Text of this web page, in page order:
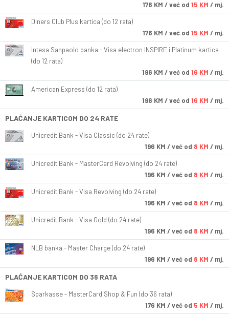
176 KM / već od 15 KM / mj.
Diners Club Plus kartica (do 12 rata)
176 KM / već od 15 KM / mj.
Intesa Sanpaolo banka - Visa electron INSPIRE i Platinum kartica
(do 12 rata)
196 KM / već od 16 KM / mj.
American Express (do 12 rata)
196 KM / već od 16 KM / mj.
PLAĆANJE KARTICOM DO 24 RATE
Unicredit Bank - Visa Classic (do 24 rate)
196 KM / već od 8 KM / mj.
Unicredit Bank - MasterCard Revolving (do 24 rate)
196 KM / već od 8 KM / mj.
Unicredit Bank - Visa Revolving (do 24 rate)
196 KM / već od 8 KM / mj.
Unicredit Bank - Visa Gold (do 24 rate)
196 KM / već od 8 KM / mj.
NLB banka - Master Charge (do 24 rate)
196 KM / već od 8 KM / mj.
PLAĆANJE KARTICOM DO 36 RATA
Sparkasse - MasterCard Shop & Fun (do 36 rata)
176 KM / već od 5 KM / mj.